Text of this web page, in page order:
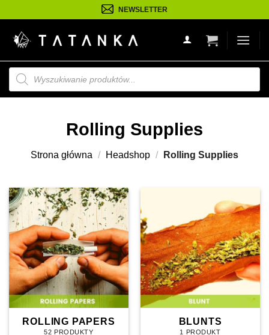
do
treści
NEWSLETTER
Wyszukiwarka
produktów
Rolling Supplies
Strona główna / Headshop / Rolling Supplies
ROLLING PAPERS
52 PRODUKTY
BLUNTS
1 PRODUKT